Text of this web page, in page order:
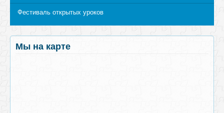
Фестиваль открытых уроков
Мы на карте